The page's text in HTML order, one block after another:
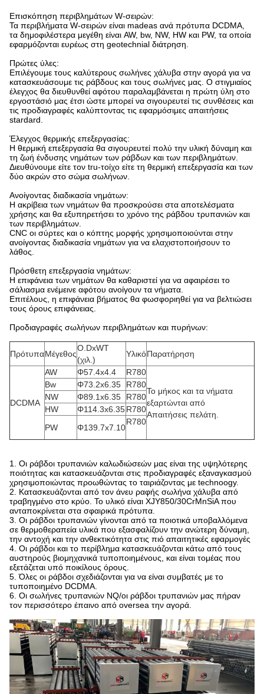
Επισκόπηση περιβλημάτων W-σειρών:
Τα περιβλήματα W-σειρών είναι madeas ανά πρότυπα DCDMA,
τα δημοφιλέστερα μεγέθη είναι AW, bw, NW, HW και PW, τα οποία
εφαρμόζονται ευρέως στη geotechnial διάτρηση.
Πρώτες ύλες:
Επιλέγουμε τους καλύτερους σωλήνες χάλυβα στην αγορά για να
κατασκευάσουμε τις ράβδους και τους σωλήνες μας. Ο στιγμιαίος
έλεγχος θα διευθυνθεί αφότου παραλαμβάνεται η πρώτη ύλη στο
εργοστάσιό μας έτσι ώστε μπορεί να σιγουρευτεί τις συνθέσεις και
τις προδιαγραφές καλύπτοντας τις εφαρμόσιμες απαιτήσεις
stardard.
Έλεγχος θερμικής επεξεργασίας:
Η θερμική επεξεργασία θα σιγουρευτεί πολύ την υλική δύναμη και
τη ζωή ένδυσης νημάτων των ράβδων και των περιβλημάτων.
Διευθύνουμε είτε τον tru-τοίχο είτε τη θερμική επεξεργασία και των
δύο ακρών στο σώμα σωλήνων.
Ανοίγοντας διαδικασία νημάτων:
Η ακρίβεια των νημάτων θα προσκρούσει στα αποτελέσματα
χρήσης και θα εξυπηρετήσει το χρόνο της ράβδου τρυπανιών και
των περιβλημάτων.
CNC οι σύρτες και ο κόπτης μορφής χρησιμοποιούνται στην
ανοίγοντας διαδικασία νημάτων για να ελαχιστοποιήσουν το
λάθος.
Πρόσθετη επεξεργασία νημάτων:
Η επιφάνεια των νημάτων θα καθαριστεί για να αφαιρέσει το
σάλιασμα ενέμεινε αφότου ανοίγουν τα νήματα.
Επιτέλους, η επιφάνεια βήματος θα φωσφοριηθεί για να βελτιώσει
τους όρους επιφάνειας.
Προδιαγραφές σωλήνων περιβλημάτων και πυρήνων:
ΠρότυπαΜέγεθος
O.DxWT
(χιλ.)
ΥλικόΠαρατήρηση
DCDMA
AW Φ57.4x4.4
R780
Το μήκος και τα νήματα
εξαρτώνται από
Απαιτήσεις πελάτη.
Bw Φ73.2x6.35
R780
NW
Φ89.1x6.35
R780
HW
Φ114.3x6.35R780
PW
Φ139.7x7.10
R780
1. Οι ράβδοι τρυπανιών καλωδιώσεών μας είναι της υψηλότερης
ποιότητας και κατασκευάζονται στις προδιαγραφές εξαναγκασμού
χρησιμοποιώντας προωθώντας το ταιριάζοντας με technoogy.
2. Κατασκευάζονται από τον άνευ ραφής σωλήνα χάλυβα από
τραβηγμένο στο κρύο. Το υλικό είναι XJY850/30CrMnSiA που
ανταποκρίνεται στα σφαιρικά πρότυπα.
3. Οι ράβδοι τρυπανιών γίνονται από τα ποιοτικά υποβαλλόμενα
σε θερμοθεραπεία υλικά που εξασφαλίζουν την ανώτερη δύναμη,
την αντοχή και την ανθεκτικότητα στις πιό απαιτητικές εφαρμογές
4. Οι ράβδοι και το περίβλημα κατασκευάζονται κάτω από τους
αυστηρούς βιομηχανικά τυποποιημένους, και είναι τομέας που
εξετάζεται υπό ποικίλους όρους.
5. Όλες οι ράβδοι σχεδιάζονται για να είναι συμβατές με το
τυποποιημένο DCDMA.
6. Οι σωλήνες τρυπανιών NQ/οι ράβδοι τρυπανιών μας πήραν
τον περισσότερο έπαινο από oversea την αγορά.